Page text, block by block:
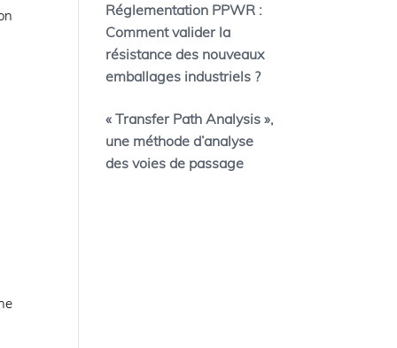
Réglementation PPWR :
Comment valider la
résistance des nouveaux
emballages industriels ?
« Transfer Path Analysis »,
une méthode d’analyse
des voies de passage